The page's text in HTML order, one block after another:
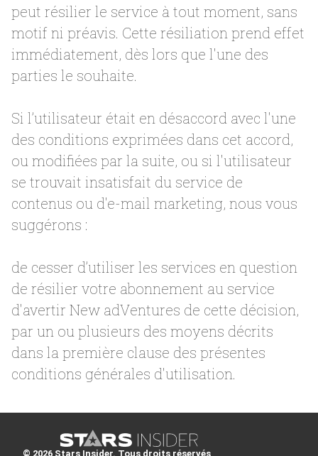
peut résilier le service à tout moment, sans
motif ni préavis. Cette résiliation prend effet
immédiatement, dès lors que l'une des
parties le souhaite.
Si l’utilisateur était en désaccord avec l'une
des conditions exprimées dans cet accord,
ou modifiées par la suite, ou si l'utilisateur
se trouvait insatisfait du service de
contenus ou d'e-mail marketing, nous vous
suggérons :
de cesser d’utiliser les services en question
de résilier votre abonnement au service
d'avertir New adVentures de cette décision,
par un ou plusieurs des moyens décrits
dans la première clause des présentes
conditions générales d'utilisation.
© 2026 Stars Insider. Tous droits réservés